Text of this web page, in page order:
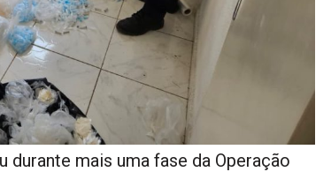
mais uma fase da Operação